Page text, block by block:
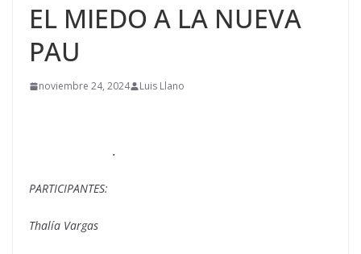
EL MIEDO A LA NUEVA
PAU
noviembre 24, 2024 Luis Llano
.
PARTICIPANTES:
Thalía Vargas